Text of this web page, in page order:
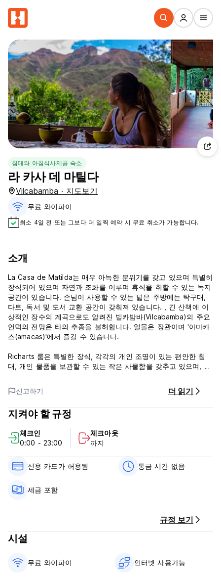
침대와 아침식사제공 숙소
라 카사 데 마틸다
Vilcabamba · 지도보기
무료 와이파이
최소 4일 전 또는 그보다 더 일찍 예약 시 무료 취소가 가능합니다.
소개
La Casa de Matilda는 매우 아늑한 분위기를 갖고 있으며 특별히
장식되어 있으며 자연과 조화를 이루며 휴식을 취할 수 있는 녹지
공간이 있습니다. 손님이 사용할 수 있는 넓은 주방에는 탁구대,
다트, 독서 및 도서 교환 공간이 갖춰져 있습니다. , 긴 산책에 이
상적인 장수의 계곡으로도 알려진 빌카밤바(Vilcabamba)의 주요
언덕의 전망은 타의 추종을 불허합니다. 일몰은 장관이며 '아마카
스(amacas)'에서 즐길 수 있습니다.
Richarts 룸은 특별한 장식, 각각의 개인 조명이 있는 편안한 침
대, 개인 물품을 보관할 수 있는 작은 사물함을 갖추고 있으며, 4
추고 있습니다. 욕실은 객실 일부에 있습니다. 밖에는 뜨거운 물이
나오는 샤워 시설이 있어요.
루나스 룸 커플 또는 친구를 위한 완벽한 더블 침대가 있는 넓은
객실입니다. 더운 저녁을 위한 에어컨이 있으며, 특별한 장식도 갖
가장 가까운 공항은 Loja에서 1시간 거리에 있는 Catamayo 공항
입니다.
Catamayo에 도착하면 Vilcabamba까지 택시를 타고 25USD에
갈 수 있으며 여행은 2시간 30분 정도 소요됩니다. 또는 돈을 덜
쓰고 싶다면 Loja 버스 터미널로 향하는 버스를 타고(1시간 여행)
그런 다음 Vilcabamba로 향하는 두 번째 버스를 타십시오(1시간
Juan Montalvo로 우회전하세요. 오른쪽 전나무로 우회전하세요.
Via Mollepamba 교차로에서 Hatillo로 좌회전하시면 La Casa de
Matilda를 찾으실 수 있습니다.
라 카사 데 마틸다 정책 및 조건:
신고하기 더 읽기
지켜야 할 규정
체크인
0:00 - 23:00
체크아웃
까지
신용 카드가 허용됨 통금 시간 없음
세금 포함
규정 보기
시설
무료 와이파이 인터넷 사용가능